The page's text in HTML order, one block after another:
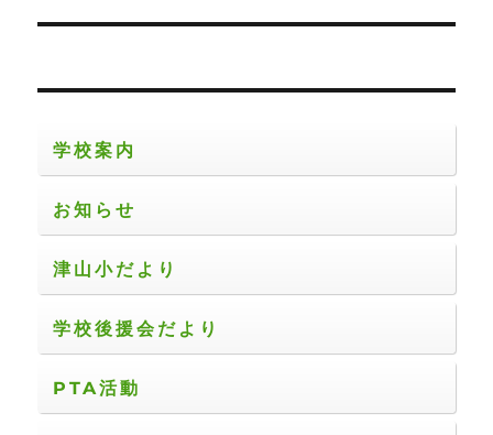
ー
ン
投
学校案内
お知らせ
津山小だより
学校後援会だより
PTA活動